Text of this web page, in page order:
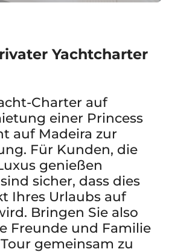
Yachtcharter
Charter auf
einer Princess
auf Madeira zur
Für Kunden, die
genießen
sicher, dass dies
Ihres Urlaubs auf
Bringen Sie also
Freunde und Familie
gemeinsam zu